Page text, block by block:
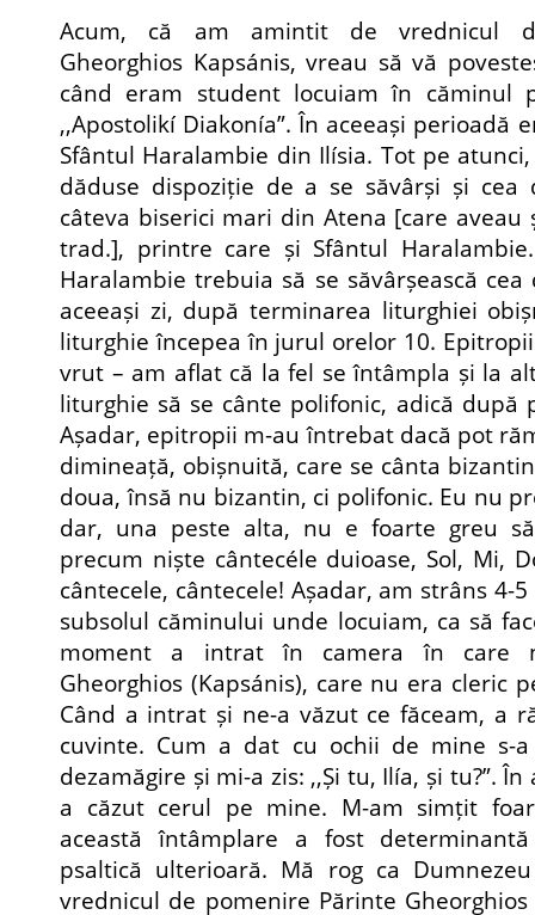
Acum, că am amintit de vrednicul
Gheorghios Kapsánis, vreau să vă
când eram student locuiam în căminul
,,Apostolikí Diakonía”. În aceeași perioadă
Sfântul Haralambie din Ilísia. Tot pe
dăduse dispoziție de a se săvârși și
câteva biserici mari din Atena [care
trad.], printre care și Sfântul
Haralambie trebuia să se săvârșească
aceeași zi, după terminarea liturghiei
liturghie începea în jurul orelor 10.
vrut – am aflat că la fel se întâmpla și la
liturghie să se cânte polifonic, adică
Așadar, epitropii m-au întrebat dacă pot
dimineață, obișnuită, care se cânta
doua, însă nu bizantin, ci polifonic. Eu nu
dar, una peste alta, nu e foarte greu
precum niște cântecéle duioase, Sol, Mi,
cântecele, cântecele! Așadar, am strâns 4-
subsolul căminului unde locuiam, ca să
moment a intrat în camera în care
Gheorghios (Kapsánis), care nu era cleric
Când a intrat și ne-a văzut ce făceam, a
cuvinte. Cum a dat cu ochii de mine s-
dezamăgire și mi-a zis: ,,Și tu, Ilía, și tu?”.
a căzut cerul pe mine. M-am simțit
această întâmplare a fost
psaltică ulterioară. Mă rog ca
vrednicul de pomenire Părinte